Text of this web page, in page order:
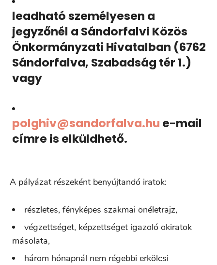
leadható személyesen a
jegyzőnél a Sándorfalvi Közös
Önkormányzati Hivatalban (6762
Sándorfalva, Szabadság tér 1.)
vagy
polghiv@sandorfalva.hu e-mail
címre is elküldhető.
A pályázat részeként benyújtandó iratok:
részletes, fényképes szakmai önéletrajz,
végzettséget, képzettséget igazoló okiratok
másolata,
három hónapnál nem régebbi erkölcsi